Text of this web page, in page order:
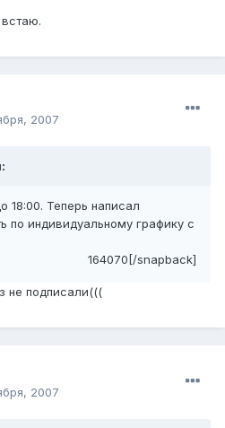
2007
18:00. Теперь написал
по индивидуальному графику с
164070[/snapback]
не подписали(((
2007